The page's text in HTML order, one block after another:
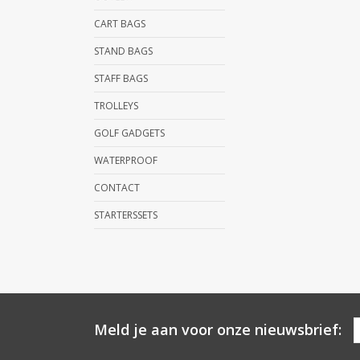
CART BAGS
STAND BAGS
STAFF BAGS
TROLLEYS
GOLF GADGETS
WATERPROOF
CONTACT
STARTERSSETS
Meld je aan voor onze nieuwsbrief: